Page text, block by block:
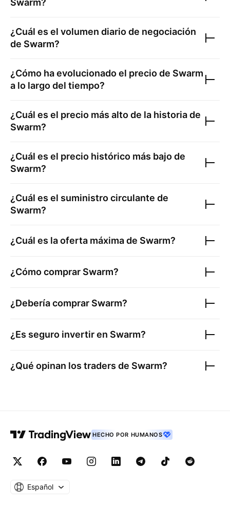
Swarm?
¿Cuál es el volumen diario de negociación
de Swarm?
¿Cómo ha evolucionado el precio de Swarm
a lo largo del tiempo?
¿Cuál es el precio más alto de la historia de
Swarm?
¿Cuál es el precio histórico más bajo de
Swarm?
¿Cuál es el suministro circulante de
Swarm?
¿Cuál es la oferta máxima de Swarm?
¿Cómo comprar Swarm?
¿Debería comprar Swarm?
¿Es seguro invertir en Swarm?
¿Qué opinan los traders de Swarm?
HECHO POR HUMANOS
Español